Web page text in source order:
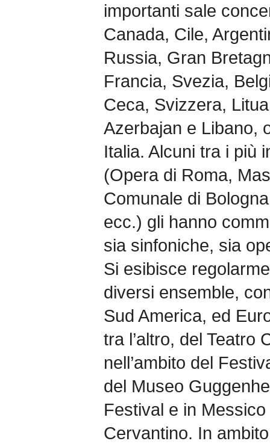
importanti sale
Canada, Cile,
Russia, Gran
Francia, Svezia,
Ceca, Svizzera,
Azerbajan e Libano,
Italia. Alcuni tra i più
(Opera di Roma,
Comunale di
ecc.) gli hanno
sia sinfoniche, sia
Si esibisce
diversi ensemble,
Sud America, ed
tra l’altro, del Teatro
nell’ambito del
del Museo
Festival e in
Cervantino. In